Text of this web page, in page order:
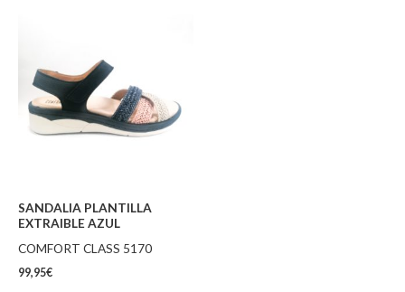
SANDALIA PLANTILLA
EXTRAIBLE AZUL
COMFORT CLASS 5170
99,95€